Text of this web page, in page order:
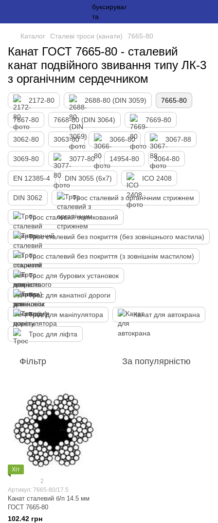
Каталог Сталеві троси (канати) 7665-80
Канат ГОСТ 7665-80 - сталевий
канат подвійного звивання типу ЛК-3
з органічним сердечником
2172-80 2688-80 (DIN 3059) 7665-80
7667-80 7668-80 (DIN 3064) 7669-80
3062-80 3063-80 3066-80 3067-88
3069-80 3077-80 14954-80 3064-80
EN 12385-4 DIN 3055 (6x7) ІСО 2408
DIN 3062 Трос сталевий з органічним стрижнем
Трос сталевий оцинкований
Трос сталевий без покриття (без зовнішнього мастила)
Трос сталевий без покриття (з зовнішнім мастилом)
Трос для бурових установок
Трос для канатної дороги
Трос для маніпулятора Канат для автокрана
Трос для ліфта
Фільтр За популярністю
Хіт
2
Артикул: 7665-80/17.5
Канат сталевий б/п 14.5 мм
ГОСТ 7665-80
102.42 грн